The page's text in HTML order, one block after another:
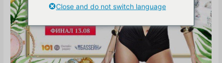
Close and do not switch language